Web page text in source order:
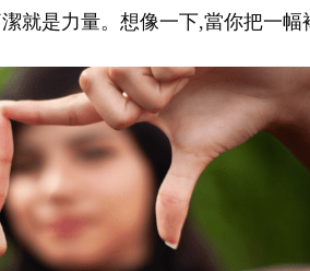
就是力量。想像一下,當你把一